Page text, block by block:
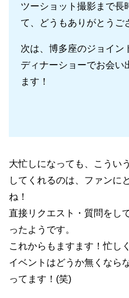
ツーショット撮影まで長
て、どうもありがとうご
次は、博多座のジョイン
ディナーショーでお会い
ます！
大忙しになっても、こうい
してくれるのは、ファンに
ね！
直接リクエスト・質問をし
ったようです。
これからもますます！忙し
イベントはどうか無くなら
ってます！(笑)